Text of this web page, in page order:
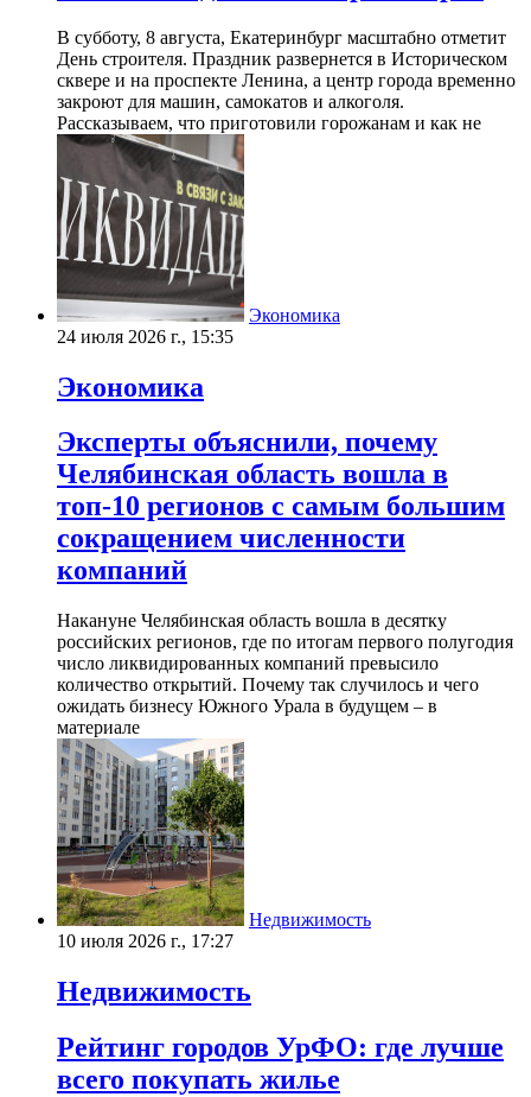
В субботу, 8 августа, Екатеринбург масштабно отметит
День строителя. Праздник развернется в Историческом
сквере и на проспекте Ленина, а центр города временно
закроют для машин, самокатов и алкоголя.
Рассказываем, что приготовили горожанам и как не
Экономика
24 июля 2026 г., 15:35
Экономика
Эксперты объяснили, почему
Челябинская область вошла в
топ-10 регионов с самым большим
сокращением численности
компаний
Накануне Челябинская область вошла в десятку
российских регионов, где по итогам первого полугодия
число ликвидированных компаний превысило
количество открытий. Почему так случилось и чего
ожидать бизнесу Южного Урала в будущем – в
материале
Недвижимость
10 июля 2026 г., 17:27
Недвижимость
Рейтинг городов УрФО: где лучше
всего покупать жилье